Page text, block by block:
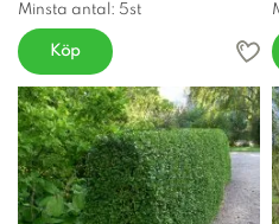
Minsta antal: 5st
Köp